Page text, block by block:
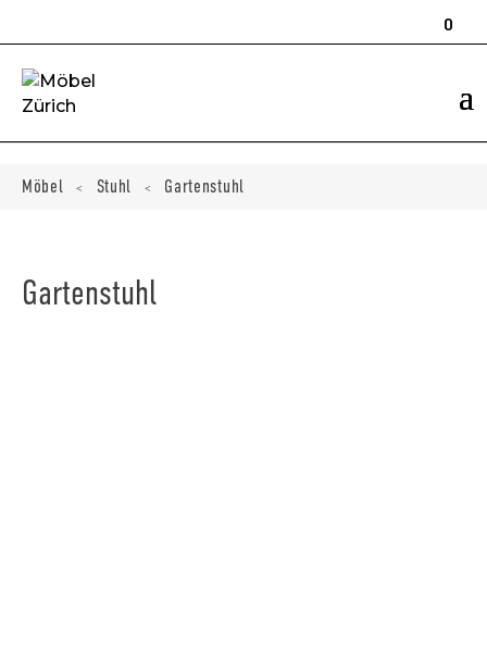
0
Möbel < Stuhl < Gartenstuhl
Gartenstuhl